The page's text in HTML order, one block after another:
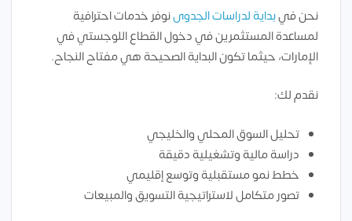
نحن فيبداية لدراسات الجدوىنوفر خدمات احترافية
لمساعدة المستثمرين في دخول القطاع اللوجستي في
الإمارات، حيثما تكون البداية الصحيحة هي مفتاح النجاح.
نقدم لك:
تحليل السوق المحلي والخليجي
دراسة مالية وتشغيلية دقيقة
خطط نمو مستقبلية وتوسع إقليمي
تصور متكامل لاستراتيجية التسويق والمبيعات